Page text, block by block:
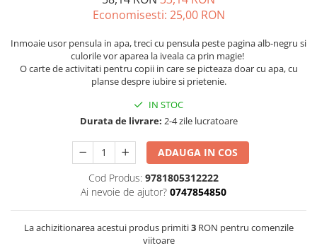
Economisesti: 25,00 RON
Inmoaie usor pensula in apa, treci cu pensula peste pagina alb-negru si
culorile vor aparea la iveala ca prin magie!
O carte de activitati pentru copii in care se picteaza doar cu apa, cu
planse despre iubire si prietenie.
IN STOC
Durata de livrare: 2-4 zile lucratoare
ADAUGA IN COS
Cod Produs: 9781805312222
Ai nevoie de ajutor? 0747854850
La achizitionarea acestui produs primiti3RON pentru comenzile
viitoare